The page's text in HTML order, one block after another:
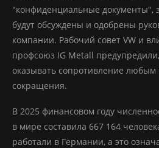
"конфиденциальные документы",
будут обсуждены и одобрены
компании. Рабочий совет VW и
профсоюз IG Metall
оказывать сопротивление
сокращения.
В 2025 финансовом году
в мире составила 667 164
работали в Германии, а это